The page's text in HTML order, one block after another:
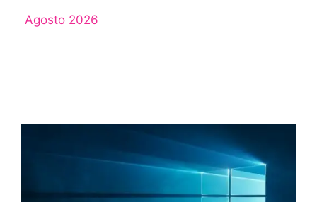
Agosto 2026